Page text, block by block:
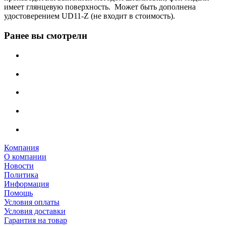
имеет глянцевую поверхность. Может быть дополнена
удостоверением UD11-Z (не входит в стоимость).
Ранее вы смотрели
Компания
О компании
Новости
Политика
Информация
Помощь
Условия оплаты
Условия доставки
Гарантия на товар